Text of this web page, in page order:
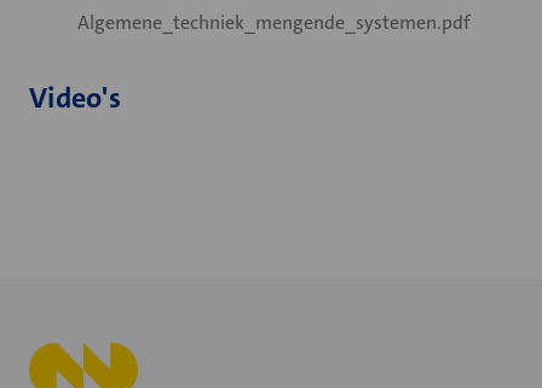
Algemene_techniek_mengende_systemen.pdf
Video's